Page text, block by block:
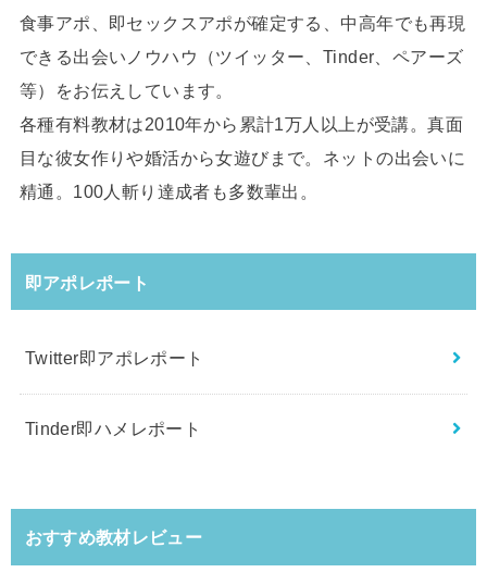
食事アポ、即セックスアポが確定する、中高年でも再現
できる出会いノウハウ（ツイッター、Tinder、ペアーズ
等）をお伝えしています。
各種有料教材は2010年から累計1万人以上が受講。真面
目な彼女作りや婚活から女遊びまで。ネットの出会いに
精通。100人斬り達成者も多数輩出。
即アポレポート
Twitter即アポレポート
Tinder即ハメレポート
おすすめ教材レビュー